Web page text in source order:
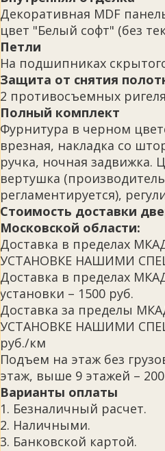
Декоративная MDF
цвет "Белый софт" (без
Петли
На подшипниках
Защита от снятия
2 противосъемных ригеля
Полный комплект
Фурнитура в черном
врезная, накладка со
ручка, ночная задвижка.
вертушка
регламентируется),
Стоимость доставки
Московской области:
Доставка в пределах
УСТАНОВКЕ НАШИМИ
Доставка в пределах
установки – 1500 руб.
Доставка за пределы
УСТАНОВКЕ НАШИМИ
руб./км
Подъем на этаж без
этаж, выше 9 этажей –
Варианты оплаты
1. Безналичный расчет.
2. Наличными.
3. Банковской картой.